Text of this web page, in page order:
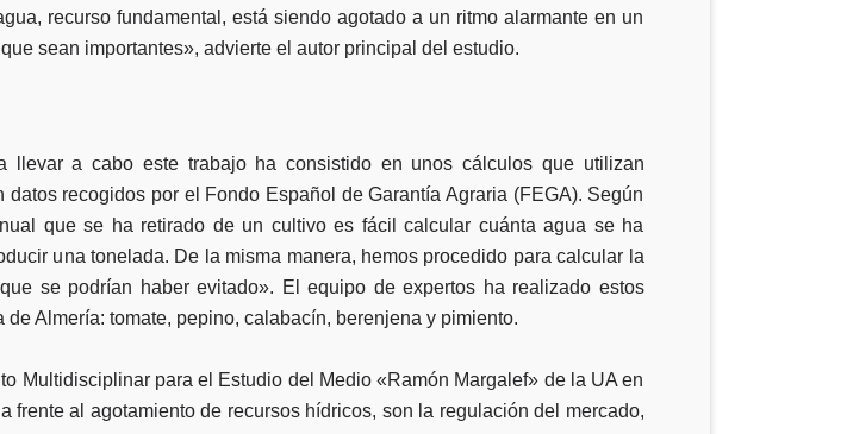
recurso fundamental, está siendo agotado a un ritmo alarmante en un
sean importantes», advierte el autor principal del estudio.
llevar a cabo este trabajo ha consistido en unos cálculos que utilizan
recogidos por el Fondo Español de Garantía Agraria (FEGA). Según
que se ha retirado de un cultivo es fácil calcular cuánta agua se ha
una tonelada. De la misma manera, hemos procedido para calcular la
se podrían haber evitado». El equipo de expertos ha realizado estos
Almería: tomate, pepino, calabacín, berenjena y pimiento.
Multidisciplinar para el Estudio del Medio «Ramón Margalef» de la UA en
al agotamiento de recursos hídricos, son la regulación del mercado,